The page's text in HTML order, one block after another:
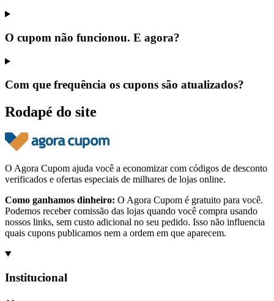
O cupom não funcionou. E agora?
Com que frequência os cupons são atualizados?
Rodapé do site
O Agora Cupom ajuda você a economizar com códigos de desconto
verificados e ofertas especiais de milhares de lojas online.
Como ganhamos dinheiro: O Agora Cupom é gratuito para você.
Podemos receber comissão das lojas quando você compra usando
nossos links, sem custo adicional no seu pedido. Isso não influencia
quais cupons publicamos nem a ordem em que aparecem.
Institucional